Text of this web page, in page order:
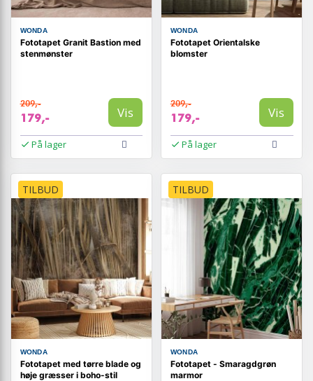
WONDA
Fototapet Granit Bastion med
stenmønster
209,-
179,- Vis
På lager
WONDA
Fototapet Orientalske
blomster
209,-
179,- Vis
På lager
TILBUD
WONDA
Fototapet med tørre blade og
høje græsser i boho-stil
TILBUD
WONDA
Fototapet - Smaragdgrøn
marmor